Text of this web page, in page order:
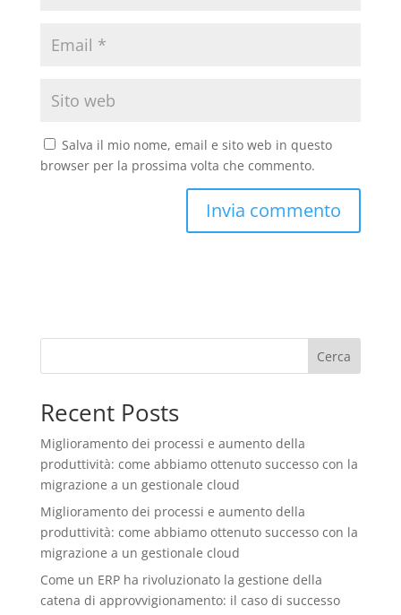
Salva il mio nome, email e sito web in questo
browser per la prossima volta che commento.
Cerca
Recent Posts
Miglioramento dei processi e aumento della
produttività: come abbiamo ottenuto successo con la
migrazione a un gestionale cloud
Miglioramento dei processi e aumento della
produttività: come abbiamo ottenuto successo con la
migrazione a un gestionale cloud
Come un ERP ha rivoluzionato la gestione della
catena di approvvigionamento: il caso di successo